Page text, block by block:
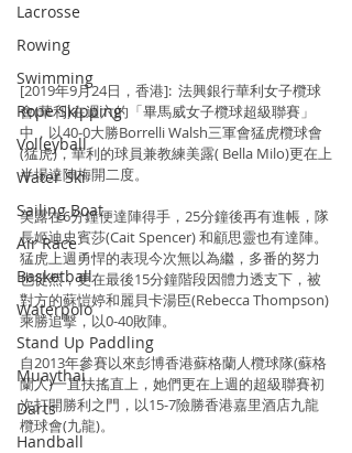
Lacrosse
Rowing
Swimming
Rope Skipping
Volleyball
Water Ski
Sailing Boat
Air Race
Basketball
Waterpolo
Stand Up Paddling
Muaythai
Darts
Handball
[2019年9月24日，香港]:  法興銀行華利女子欖球
會(華利)在週六的「畢馬威女子欖球超級聯賽」
中，以40-0大勝Borrelli Walsh三軍會猛虎欖球會
(猛虎)，華利的球員兼教練美露( Bella Milo)更在上
半場達陣梅開二度。
美露在6分鐘便達陣得手，25分鐘後再有進帳，隊
長姬迪史賓莎(Cait Spencer) 和顧思靈也有達陣。
猛虎上週勇悍的表現今次無以為繼，多番的努力
也徙然，更在最後15分鐘階段因體力透支下，被
對方的蘇愷婷和麗貝卡湯臣(Rebecca Thompson)
乘勝追擊，以0-40敗陣。
自2013年參賽以來彭博香港蘇格蘭人欖球隊(蘇格
蘭人)一直扶搖直上，她們更在上週的超級聯賽初
次打開勝利之門，以15-7險勝香港嘉里酒店九龍
欖球會(九龍)。